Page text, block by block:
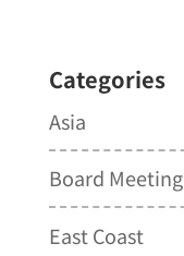
Categories
Asia
Board Meeting
East Coast